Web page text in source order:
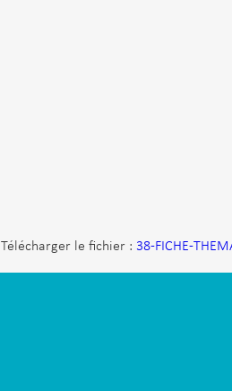
Télécharger le fichier : 38-FICHE-